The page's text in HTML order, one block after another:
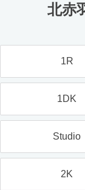
北赤
1R
1DK
Studio
2K